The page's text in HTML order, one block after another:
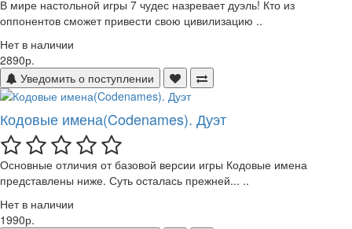
В мире настольной игры 7 чудес назревает дуэль! Кто из
оппонентов сможет привести свою цивилизацию ..
Нет в наличии
2890р.
Уведомить о поступлении
Кодовые имена(Codenames). Дуэт
Основные отличия от базовой версии игры Кодовые имена
представлены ниже. Суть осталась прежней... ..
Нет в наличии
1990р.